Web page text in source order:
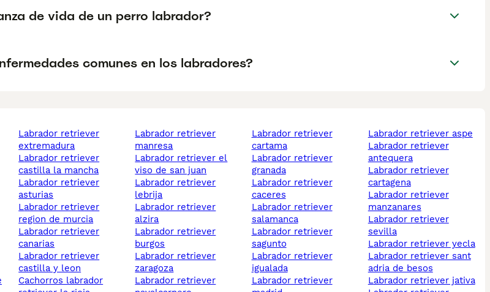
de vida de un perro labrador?
comunes en los labradores?
labrador retriever
extremadura
labrador retriever
castilla la mancha
labrador retriever
asturias
labrador retriever
region de murcia
labrador retriever
canarias
labrador retriever
castilla y leon
cachorros labrador
labrador retriever
manresa
labrador retriever el
viso de san juan
labrador retriever
lebrija
labrador retriever
alzira
labrador retriever
burgos
labrador retriever
zaragoza
labrador retriever
labrador retriever
cartama
labrador retriever
granada
labrador retriever
caceres
labrador retriever
salamanca
labrador retriever
sagunto
labrador retriever
igualada
labrador retriever
labrador retriever aspe
labrador retriever
antequera
labrador retriever
cartagena
labrador retriever
manzanares
labrador retriever
sevilla
labrador retriever yecla
labrador retriever sant
adria de besos
labrador retriever jativa